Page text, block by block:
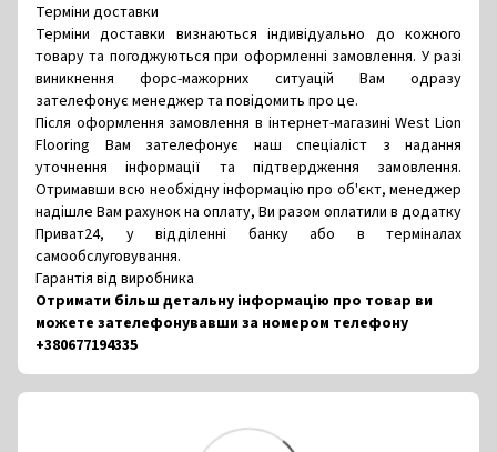
Терміни доставки
Терміни доставки визнаються індивідуально до кожного
товару та погоджуються при оформленні замовлення. У разі
виникнення форс-мажорних ситуацій Вам одразу
зателефонує менеджер та повідомить про це.
Після оформлення замовлення в інтернет-магазині West Lion
Flooring Вам зателефонує наш спеціаліст з надання
уточнення інформації та підтвердження замовлення.
Отримавши всю необхідну інформацію про об'єкт, менеджер
надішле Вам рахунок на оплату, Ви разом оплатили в додатку
Приват24, у відділенні банку або в терміналах
самообслуговування.
Гарантія від виробника
Отримати більш детальну інформацію про товар ви
можете зателефонувавши за номером телефону
+380677194335